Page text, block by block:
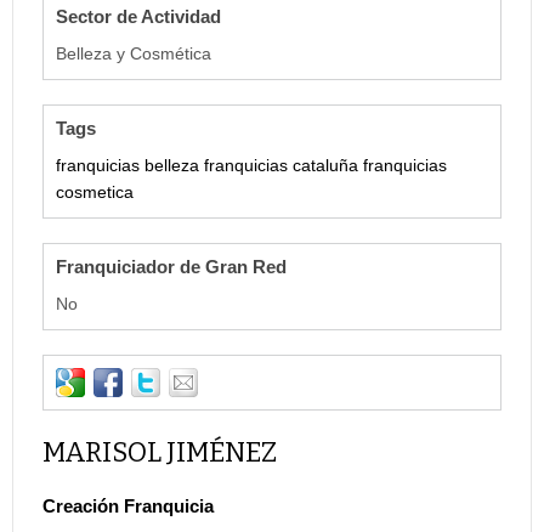
Sector de Actividad
Belleza y Cosmética
Tags
franquicias belleza franquicias cataluña franquicias
cosmetica
Franquiciador de Gran Red
No
MARISOL JIMÉNEZ
Creación Franquicia